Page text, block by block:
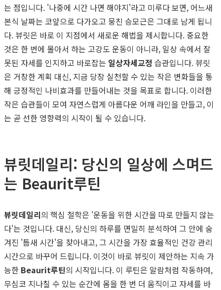
는 점입니다. '나중에 시간 나면 해야지'라고 미루다 보면, 어느새
본식 날짜는 코앞으로 다가오고 뭉친 승모근은 그대로 남게 됩니
다. 뷰릿은 바로 이 지점에서 새로운 해법을 제시합니다. 중요한
것은 한 번에 몰아서 하는 고강도 운동이 아니라, 일상 속에서 잘
못된 자세를 인지하고 바로잡는 일상자세교정 습관입니다. 뷰릿
은 거창한 계획 대신, 지금 당장 실천할 수 있는 작은 변화들을 통
해 긍정적인 나비효과를 만들어내는 것을 목표로 합니다. 이러한
작은 습관들이 모여 자연스럽게 아름다운 어깨 라인을 만들고, 이
는 곧 선한 영향력의 시작이 될 수 있습니다.
뷰릿데일리: 당신의 일상에 스며드
는 Beaurit루틴
뷰릿데일리의 핵심 철학은 '운동을 위한 시간을 따로 만들지 않는
다'는 것입니다. 대신, 당신의 하루를 면밀히 분석하여 그 안에 숨
겨진 '틈새 시간'을 찾아내고, 그 시간을 가장 효율적인 건강 관리
시간으로 바꾸어 드립니다. 이것이 바로 뷰릿이 제안하는 지속 가
능한 Beaurit루틴의 시작입니다. 이 루틴은 알람처럼 작동하여,
무심코 지나칠 수 있는 순간에 몸을 한 번 더 움직이고 자세를 바